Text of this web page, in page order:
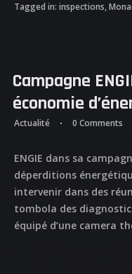
Tagged in: inspections,
Campagne
économie
Actualité 0 Comments
ENGIE dans sa
déperditions
intervenir dans des
tombola des
équipé d’une camera